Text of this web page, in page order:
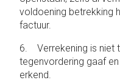
voldoening betrekking
factuur.
6. Verrekening is niet
tegenvordering gaaf
erkend.